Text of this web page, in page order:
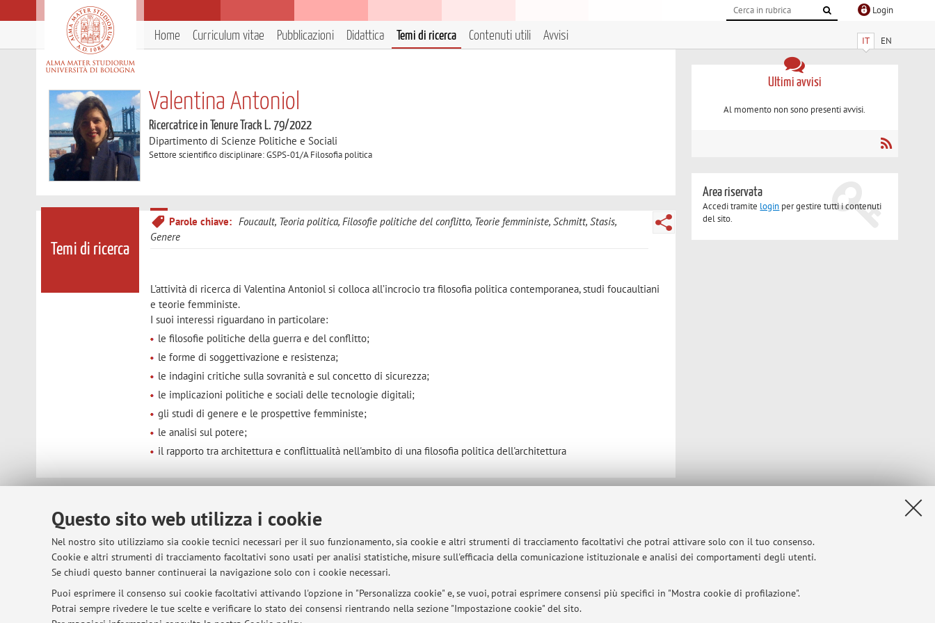
Questo sito web utilizza i cookie
Nel nostro sito utilizziamo sia cookie tecnici necessari per il suo funzionamento, sia cookie e altri strumenti di tracciamento facoltativi che potrai attivare solo con il tuo consenso.
Cookie e altri strumenti di tracciamento facoltativi sono usati per analisi statistiche, misure sull'efficacia della comunicazione istituzionale e analisi dei comportamenti degli utenti.
Se chiudi questo banner continuerai la navigazione solo con i cookie necessari.
Puoi esprimere il consenso sui cookie facoltativi attivando l'opzione in "Personalizza cookie" e, se vuoi, potrai esprimere consensi più specifici in "Mostra cookie di profilazione".
Potrai sempre rivedere le tue scelte e verificare lo stato dei consensi rientrando nella sezione "Impostazione cookie" del sito.
Login
IT EN
Home Curriculum vitae Pubblicazioni Didattica Temi di ricerca Contenuti utili Avvisi
Valentina Antoniol
Ricercatrice in Tenure Track L. 79/2022
Dipartimento di Scienze Politiche e Sociali
Settore scientifico disciplinare: GSPS-01/A Filosofia politica
Temi di ricerca
Parole chiave: Foucault, Teoria politica, Filosofie politiche del conflitto, Teorie femministe, Schmitt, Stasis,
Genere
L'attività di ricerca di Valentina Antoniol si colloca all’incrocio tra filosofia politica contemporanea, studi foucaultiani
e teorie femministe.
I suoi interessi riguardano in particolare:
le filosofie politiche della guerra e del conflitto;
le forme di soggettivazione e resistenza;
le indagini critiche sulla sovranità e sul concetto di sicurezza;
le implicazioni politiche e sociali delle tecnologie digitali;
gli studi di genere e le prospettive femministe;
le analisi sul potere;
il rapporto tra architettura e conflittualità nell'ambito di una filosofia politica dell'architettura
Ultimi avvisi
Al momento non sono presenti avvisi.
Area riservata
Accedi tramite login per gestire tutti i contenuti
del sito.